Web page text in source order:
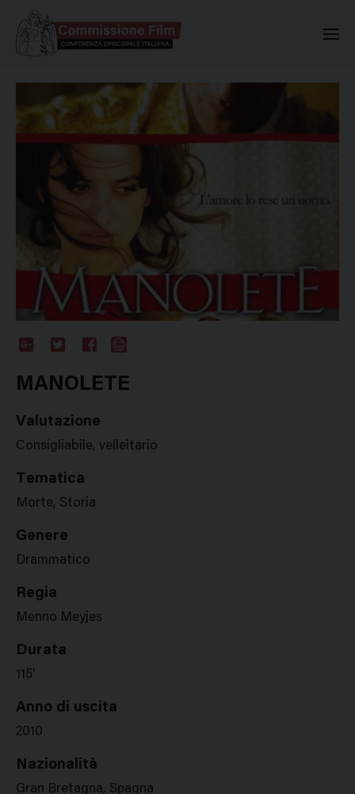
Plus
MANOLETE
Valutazione
Consigliabile, velleitario
Tematica
Morte, Storia
Genere
Drammatico
Regia
Menno Meyjes
Durata
115'
Anno di uscita
2010
Nazionalità
Gran Bretagna, Spagna